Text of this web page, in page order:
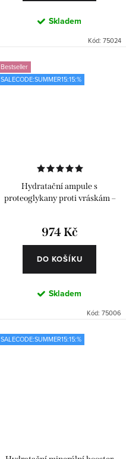
Skladem
Kód: 75024
Bestseller
SALECODE:SUMMER15:15:%
Hydratační ampule s
proteoglykany proti vráskám –
974 Kč
DO KOŠÍKU
Skladem
Kód: 75006
SALECODE:SUMMER15:15:%